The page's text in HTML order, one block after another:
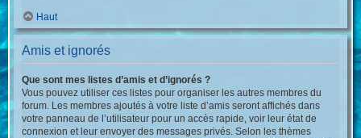
Haut
Amis et ignorés
Que sont mes listes d’amis et d’ignorés ?
Vous pouvez utiliser ces listes pour organiser les autres membres du
forum. Les membres ajoutés à votre liste d’amis seront affichés dans
votre panneau de l’utilisateur pour un accès rapide, voir leur état de
connexion et leur envoyer des messages privés. Selon les thèmes